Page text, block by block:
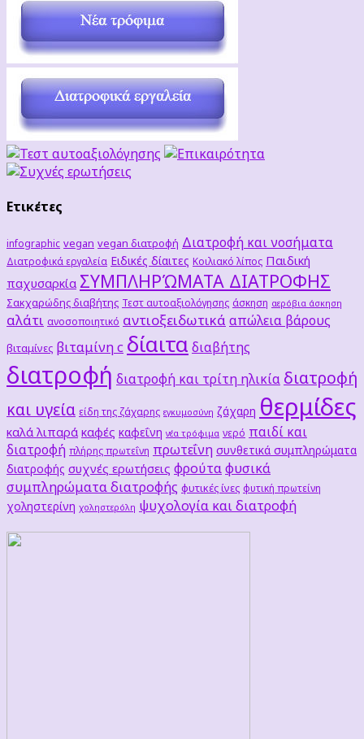
Ετικέτες
infographic vegan vegan διατροφή Διατροφή και νοσήματα
Διατροφικά εργαλεία Ειδικές δίαιτες Κοιλιακό λίπος Παιδική
παχυσαρκία ΣΥΜΠΛΗΡΏΜΑΤΑ ΔΙΑΤΡΟΦΗΣ
Σακχαρώδης διαβήτης Τεστ αυτοαξιολόγησης άσκηση αερόβια άσκηση
αλάτι ανοσοποιητικό αντιοξειδωτικά απώλεια βάρους
βιταμίνες βιταμίνη c δίαιτα διαβήτης
διατροφή διατροφή και τρίτη ηλικία διατροφή
και υγεία είδη της ζάχαρης εγκυμοσύνη ζάχαρη θερμίδες
καλά λιπαρά καφές καφεΐνη νέα τρόφιμα νερό παιδί και
διατροφή πλήρης πρωτεΐνη πρωτεΐνη συνθετικά συμπληρώματα
διατροφής συχνές ερωτήσεις φρούταφυσικά
συμπληρώματα διατροφής φυτικές ίνες φυτική πρωτείνη
χοληστερίνη χοληστερόλη ψυχολογία και διατροφή